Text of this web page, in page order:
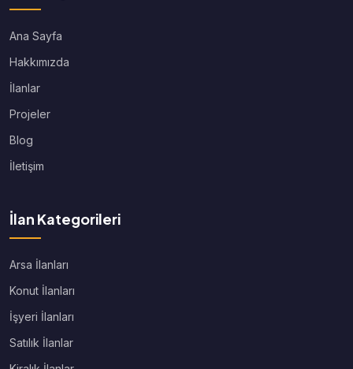
Ana Sayfa
Hakkımızda
İlanlar
Projeler
Blog
İletişim
İlan Kategorileri
Arsa İlanları
Konut İlanları
İşyeri İlanları
Satılık İlanlar